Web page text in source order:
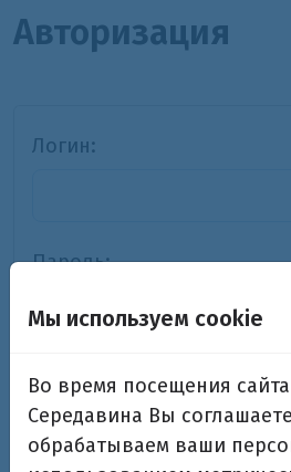
Авторизация
Логин:
Пароль:
Мы используем cookie
Во время посещения
Середавина Вы
обрабатываем ваши